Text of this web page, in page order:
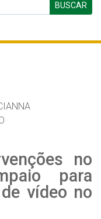
BUSCAR
no
para
vídeo no